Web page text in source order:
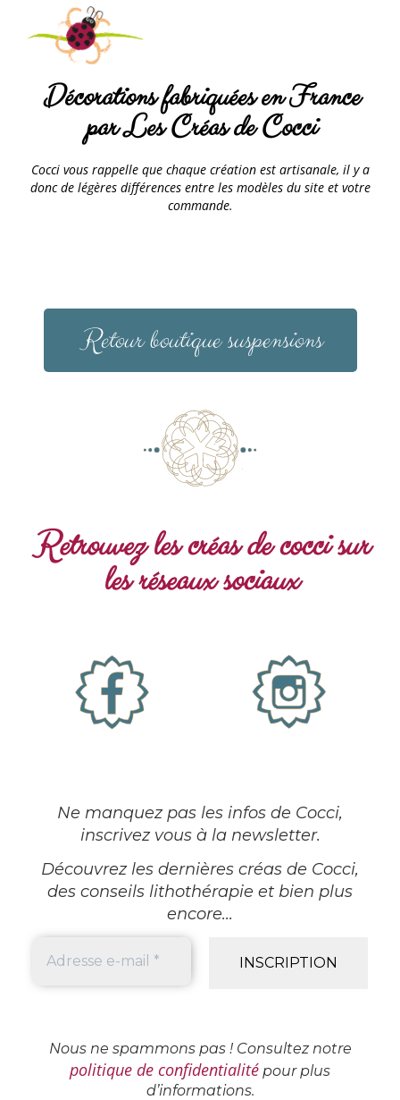
Décorations fabriquées en France
par Les Créas de Cocci
Cocci vous rappelle que chaque création est artisanale, il y a
donc de légères différences entre les modèles du site et votre
commande.
Retour boutique suspensions
Retrouvez les créas de cocci sur
les réseaux sociaux
Ne manquez pas les infos de Cocci,
inscrivez vous à la newsletter.
Découvrez les dernières créas de Cocci,
des conseils lithothérapie et bien plus
encore...
Nous ne spammons pas ! Consultez notre
politique de confidentialité pour plus
d’informations.